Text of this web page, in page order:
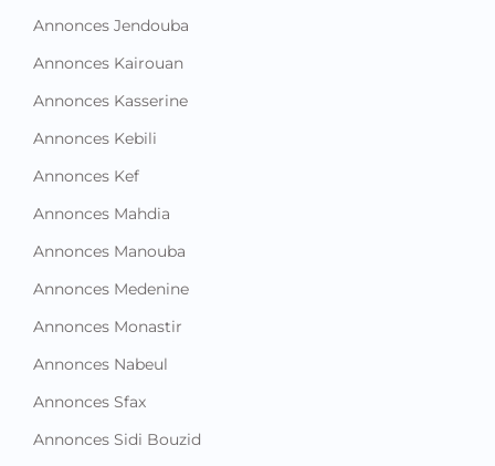
Annonces Jendouba
Annonces Kairouan
Annonces Kasserine
Annonces Kebili
Annonces Kef
Annonces Mahdia
Annonces Manouba
Annonces Medenine
Annonces Monastir
Annonces Nabeul
Annonces Sfax
Annonces Sidi Bouzid